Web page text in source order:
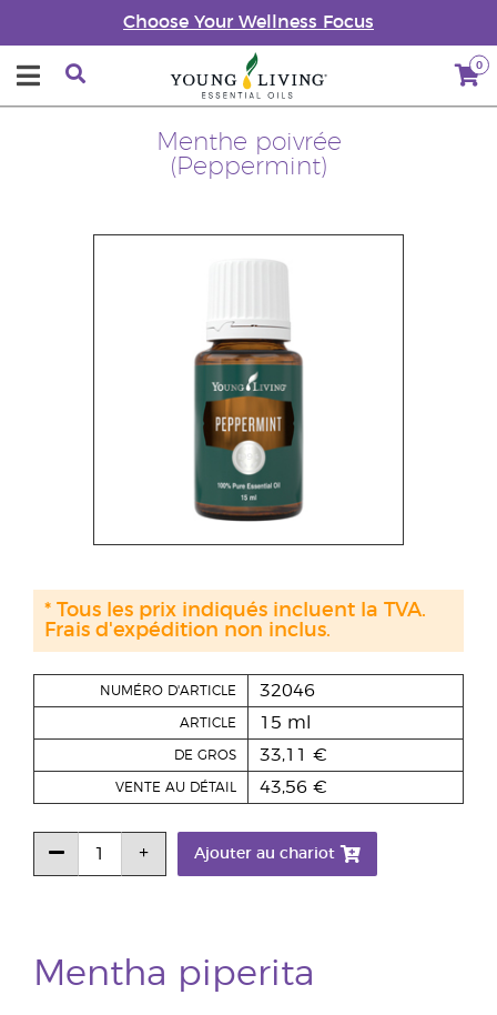
Choose Your Wellness Focus
0
Menthe poivrée
(Peppermint)
Mentha piperita
NUMÉRO D'ARTICLE 32046
ARTICLE 15 ml
DE GROS 33,11 €
VENTE AU DÉTAIL 43,56 €
Ajouter au chariot
* Tous les prix indiqués incluent la TVA.
Frais d'expédition non inclus.